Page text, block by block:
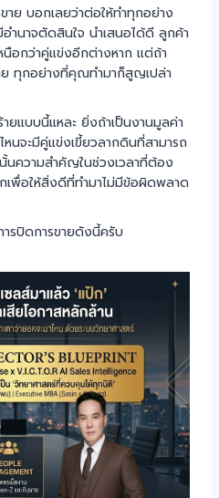
าย บอกเลยว่าต่อให้ทำทุกอย่าง
ำนาจตัดสินใจ นำเสนอได้ดี ลูกค้า
อกว่าคู่แข่งอีกต่างหาก แต่ถ้า
ย ทุกอย่างที่คุณทำมาก็สูญเปล่า
ยแบบนี้แหละ ยิ่งถ้าเป็นงานมูลค่า
นจะมีคู่แข่งเขี้ยวลากดินที่สามารถ
นความสำคัญในช่วงเวลาที่ต้อง
พื่อให้สิ่งดีที่ทำมาไม่มีข้อผิดพลาด
ารปิดการขายดังนี้ครับ